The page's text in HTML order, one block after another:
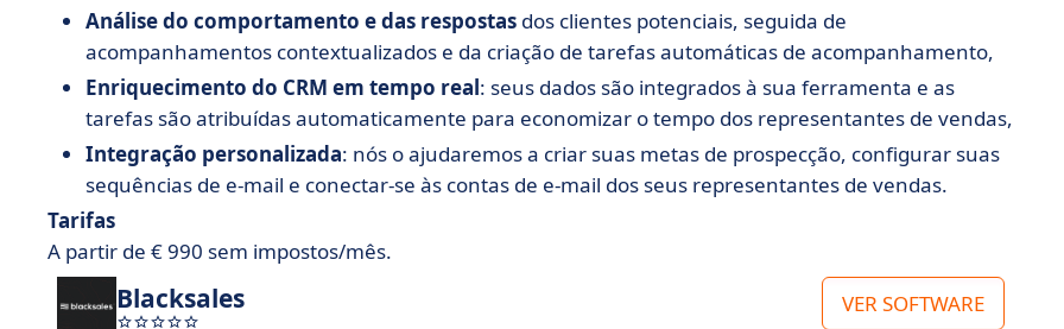
Análise do comportamento e das respostas dos clientes potenciais, seguida de
acompanhamentos contextualizados e da criação de tarefas automáticas de acompanhamento,
Enriquecimento do CRM em tempo real: seus dados são integrados à sua ferramenta e as
tarefas são atribuídas automaticamente para economizar o tempo dos representantes de vendas,
Integração personalizada: nós o ajudaremos a criar suas metas de prospecção, configurar suas
sequências de e-mail e conectar-se às contas de e-mail dos seus representantes de vendas.
Tarifas
A partir de € 990 sem impostos/mês.
Blacksales
VER SOFTWARE